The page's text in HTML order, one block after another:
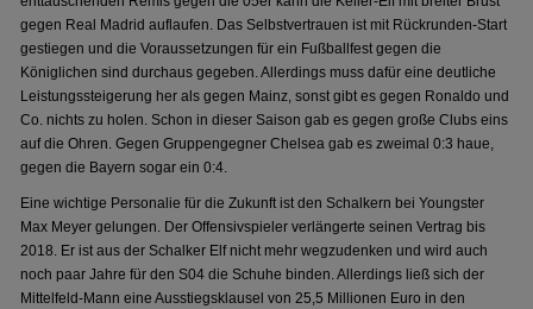
gegen Real Madrid auflaufen. Das Selbstvertrauen ist mit Rückrunden-Start
gestiegen und die Voraussetzungen für ein Fußballfest gegen die
Königlichen sind durchaus gegeben. Allerdings muss dafür eine deutliche
Leistungssteigerung her als gegen Mainz, sonst gibt es gegen Ronaldo und
Co. nichts zu holen. Schon in dieser Saison gab es gegen große Clubs eins
auf die Ohren. Gegen Gruppengegner Chelsea gab es zweimal 0:3 haue,
gegen die Bayern sogar ein 0:4.
Eine wichtige Personalie für die Zukunft ist den Schalkern bei Youngster
Max Meyer gelungen. Der Offensivspieler verlängerte seinen Vertrag bis
2018. Er ist aus der Schalker Elf nicht mehr wegzudenken und wird auch
noch paar Jahre für den S04 die Schuhe binden. Allerdings ließ sich der
Mittelfeld-Mann eine Ausstiegsklausel von 25,5 Millionen Euro in den